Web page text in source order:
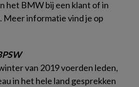
het BMW bij een klant of in
Meer informatie vind je op
van 2019 voerden leden,
in het hele land gesprekken